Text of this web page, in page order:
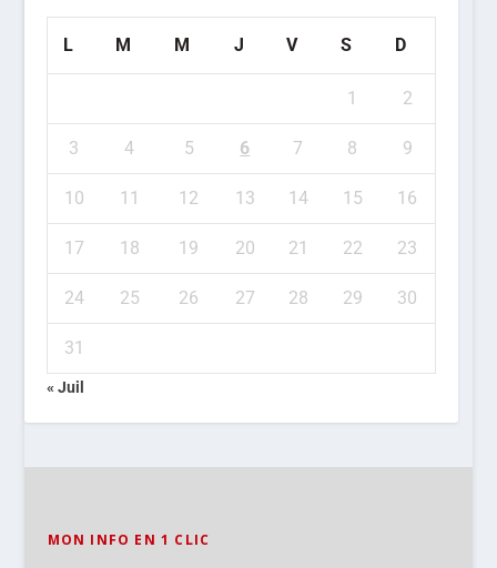
L M M J V S D
1 2
3 4 5 6 7 8 9
10 11 12 13 14 15 16
17 18 19 20 21 22 23
24 25 26 27 28 29 30
31
« Juil
MON INFO EN 1 CLIC